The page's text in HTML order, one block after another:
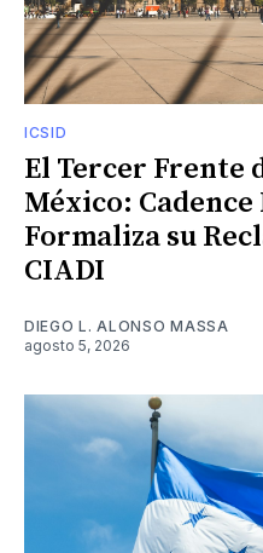
ICSID
El Tercer Frente
México:
Formaliza su
CIADI
DIEGO L. ALONSO MASSA
agosto 5, 2026